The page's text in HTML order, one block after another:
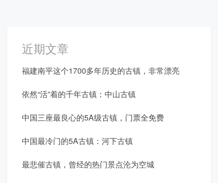
近期文章
福建南平这个1700多年历史的古镇，非常漂亮
依然“活”着的千年古镇：中山古镇
中国三座最良心的5A级古镇，门票全免费
中国最冷门的5A古镇：河下古镇
最悲催古镇，曾经的热门景点沦为空城